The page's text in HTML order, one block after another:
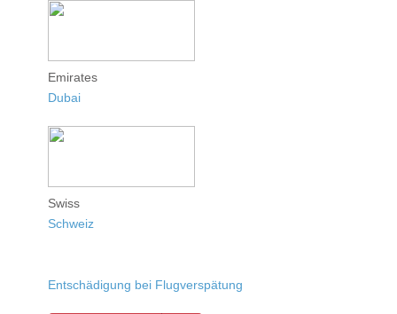
Emirates
Dubai
Swiss
Schweiz
Entschädigung bei Flugverspätung